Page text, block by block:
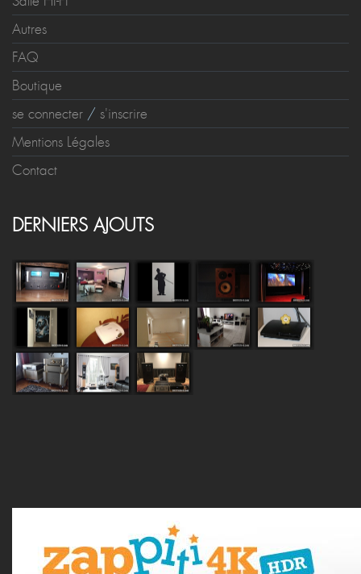
Autres
FAQ
Boutique
se connecter / s'inscrire
Mentions Légales
Contact
DERNIERS AJOUTS